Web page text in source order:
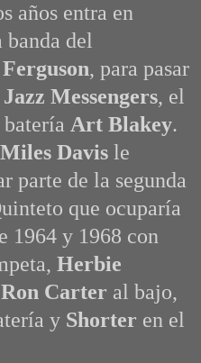
años entra en
del
, para pasar
Messengers, el
Art Blakey.
Miles Davis le
parte de la segunda
que ocuparía
1964 y 1968 con
Herbie
Ron Carter al bajo,
y Shorter en el